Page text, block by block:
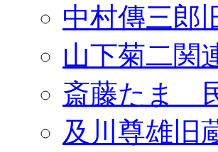
中村傳三郎
山下菊二関
斎藤たま
及川尊雄旧